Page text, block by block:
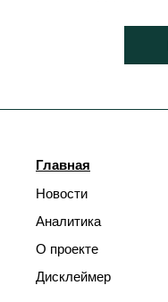
Главная
Новости
Аналитика
О проекте
Дисклеймер